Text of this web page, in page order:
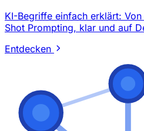
KI-Begriffe einfach erklärt:
Shot Prompting, klar und auf
Entdecken